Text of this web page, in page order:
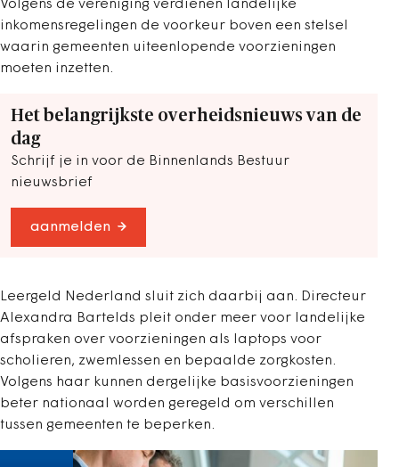
Volgens de vereniging verdienen landelijke
inkomensregelingen de voorkeur boven een stelsel
waarin gemeenten uiteenlopende voorzieningen
moeten inzetten.
Het belangrijkste overheidsnieuws van de
dag
Schrijf je in voor de Binnenlands Bestuur
nieuwsbrief
aanmelden
Leergeld Nederland sluit zich daarbij aan. Directeur
Alexandra Bartelds pleit onder meer voor landelijke
afspraken over voorzieningen als laptops voor
scholieren, zwemlessen en bepaalde zorgkosten.
Volgens haar kunnen dergelijke basisvoorzieningen
beter nationaal worden geregeld om verschillen
tussen gemeenten te beperken.